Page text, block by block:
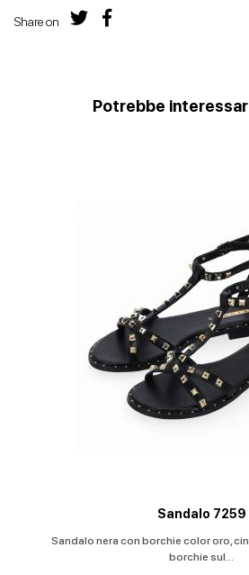
Share on
Potrebbe
Sandalo 7259
Sandalo nera con borchie color oro,
borchie sul...